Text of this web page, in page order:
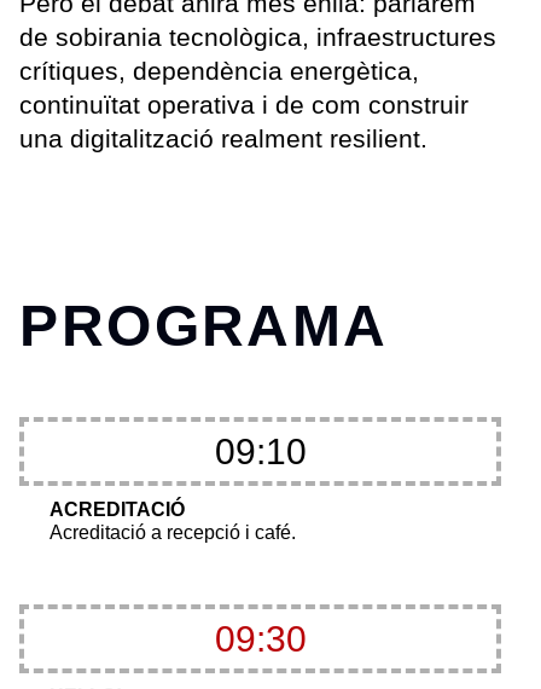
de sobirania tecnològica, infraestructures
crítiques, dependència energètica,
continuïtat operativa i de com construir
una digitalització realment resilient.
PROGRAMA
09:10
ACREDITACIÓ
Acreditació a recepció i café.
09:30